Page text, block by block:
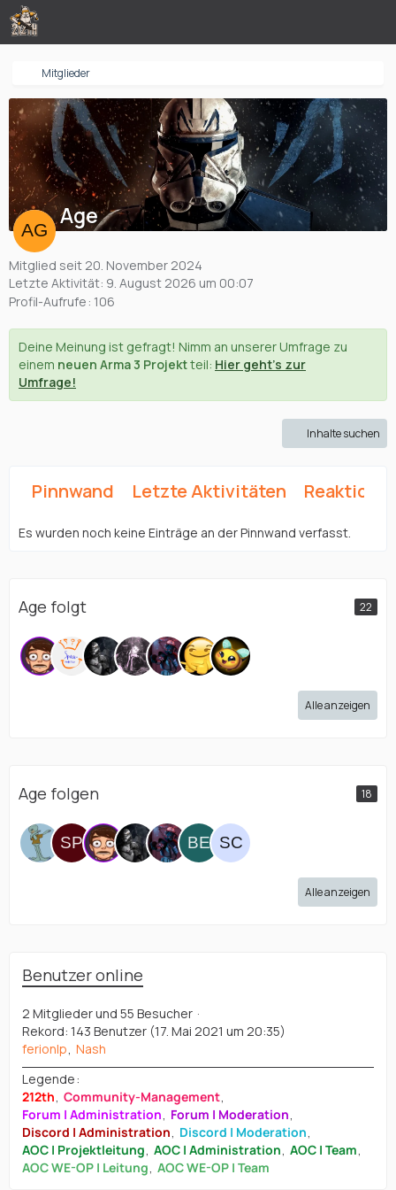
Mitglieder
Age
Mitglied seit 20. November 2024
Letzte Aktivität: 9. August 2026 um 00:07
Profil-Aufrufe 106
Deine Meinung ist gefragt! Nimm an unserer Umfrage zu
einem neuen Arma 3 Projektteil: Hier geht's zur
Umfrage!
Inhalte suchen
Pinnwand Letzte Aktivitäten
Es wurden noch keine Einträge an der Pinnwand verfasst.
Age folgt 22
Alle anzeigen
Age folgen 18
Alle anzeigen
Benutzer online
2 Mitglieder und 55 Besucher
Rekord: 143 Benutzer (17. Mai 2021 um 20:35)
ferionlp Nash
Legende
212th Community-Management
Forum | Administration
Forum | Moderation
Discord | Administration
Discord | Moderation
AOC | Projektleitung AOC | Administration AOC | Team
AOC WE-OP | Leitung AOC WE-OP | Team